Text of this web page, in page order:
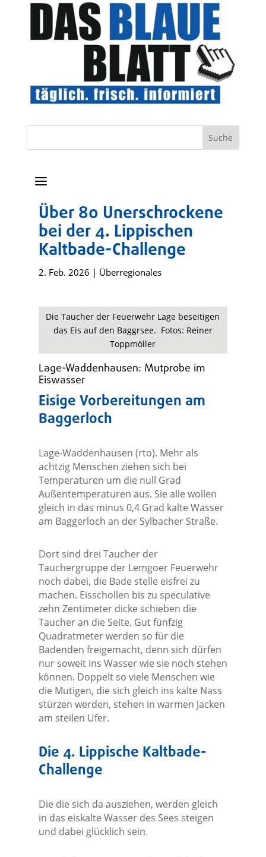
a
Über 80 Unerschrockene
bei der 4. Lippischen
Kaltbade-Challenge
2. Feb. 2026 | Überregionales
Die Taucher der Feuerwehr Lage beseitigen
das Eis auf den Baggrsee. Fotos: Reiner
Toppmöller
Lage-Waddenhausen: Mutprobe im
Eiswasser
Eisige Vorbereitungen am
Baggerloch
Lage-Waddenhausen (rto). Mehr als
achtzig Menschen ziehen sich bei
Temperaturen um die null Grad
Außentemperaturen aus. Sie alle wollen
gleich in das minus 0,4 Grad kalte Wasser
am Baggerloch an der Sylbacher Straße.
Dort sind drei Taucher der
Tauchergruppe der Lemgoer Feuerwehr
noch dabei, die Bade stelle eisfrei zu
machen. Eisschollen bis zu speculative
zehn Zentimeter dicke schieben die
Taucher an die Seite. Gut fünfzig
Quadratmeter werden so für die
Badenden freigemacht, denn sich dürfen
nur soweit ins Wasser wie sie noch stehen
können. Doppelt so viele Menschen wie
die Mutigen, die sich gleich ins kalte Nass
stürzen werden, stehen in warmen Jacken
am steilen Ufer.
Die 4. Lippische Kaltbade-
Challenge
Die die sich da ausziehen, werden gleich
in das eiskalte Wasser des Sees steigen
und dabei glücklich sein.